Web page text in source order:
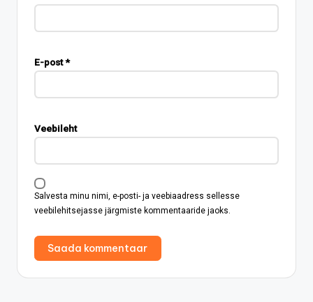
E-post*
Veebileht
Salvesta minu nimi, e-posti- ja veebiaadress sellesse
veebilehitsejasse järgmiste kommentaaride jaoks.